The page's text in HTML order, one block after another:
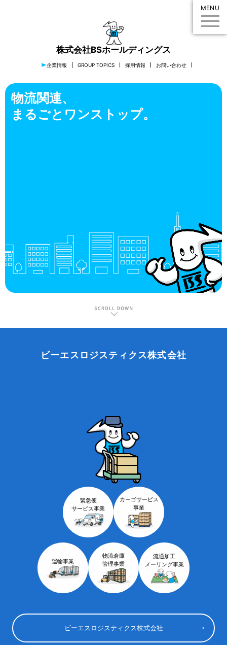
株式会社BSホールディングス
企業情報 GROUP TOPICS 採用情報 お問い合わせ
MENU
物流関連、
まるごとワンストップ。
ビーエスロジスティクス株式会社
緊急便
サービス事業
カーゴサービス
事業
運輸事業
物流倉庫
管理事業
流通加工
メーリング事業
ビーエスロジスティクス株式会社